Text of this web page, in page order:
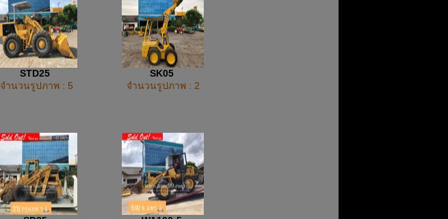
STD25
จำนวนรูปภาพ : 5
SK05
จำนวนรูปภาพ : 2